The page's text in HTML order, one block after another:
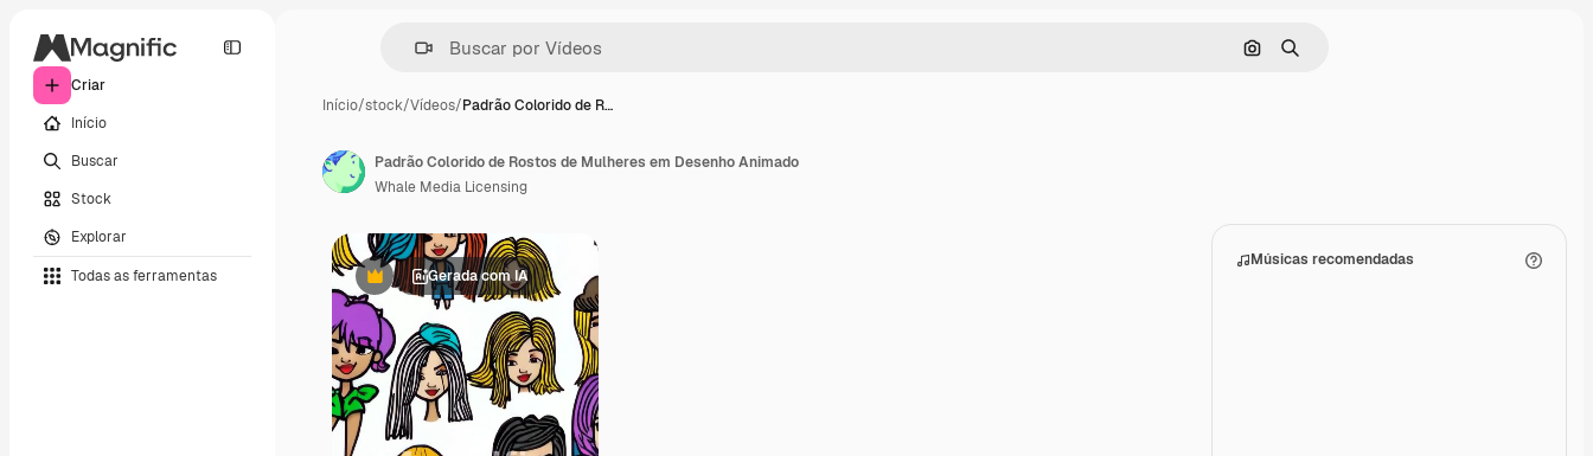
Criar
Início
Buscar
Stock
Explorar
Todas as ferramentas
Pesquisar por imagem
Buscar
Início/stock/Vídeos/Padrão Colorido de R…
PremiumGerada com IA
Músicas recomendadas
Padrão Colorido de Rostos de Mulheres em Desenho Animado
Whale Media Licensing